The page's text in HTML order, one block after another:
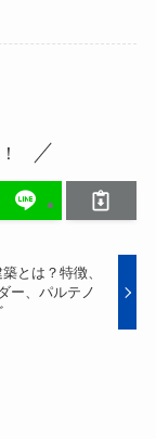
とは？特徴、
ー、パルテノ